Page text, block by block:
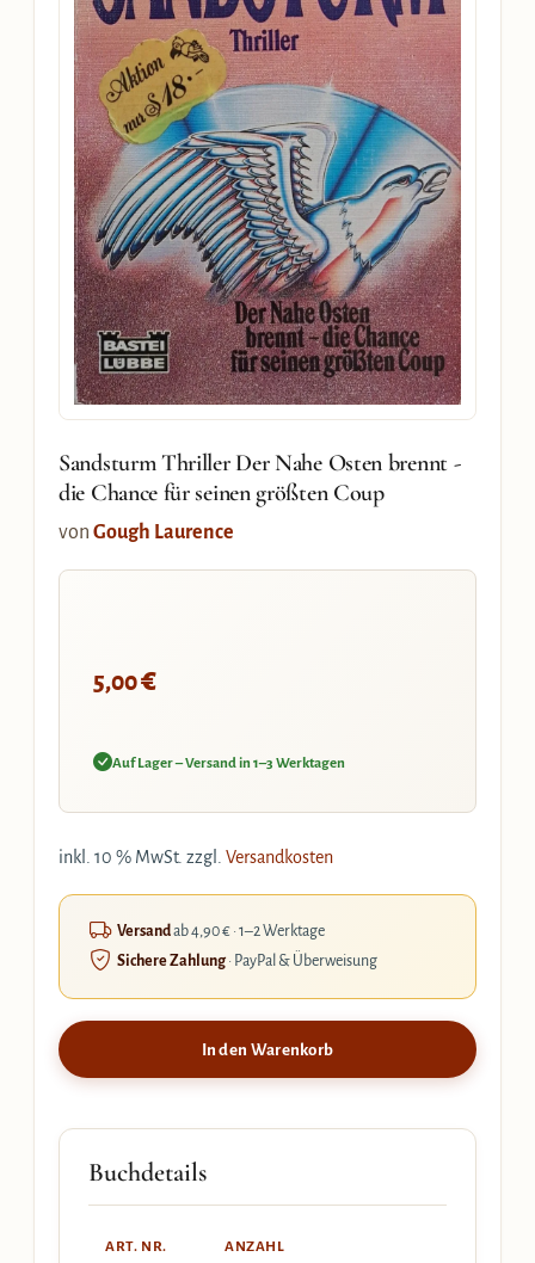
Sandsturm Thriller Der Nahe Osten brennt -
die Chance für seinen größten Coup
von Gough Laurence
5,00€
Auf Lager – Versand in 1–3 Werktagen
inkl. 10 % MwSt. zzgl. Versandkosten
Versandab 4,90 € · 1–2 Werktage
Sichere Zahlung· PayPal & Überweisung
In den Warenkorb
Buchdetails
ART. NR.
ANZAHL